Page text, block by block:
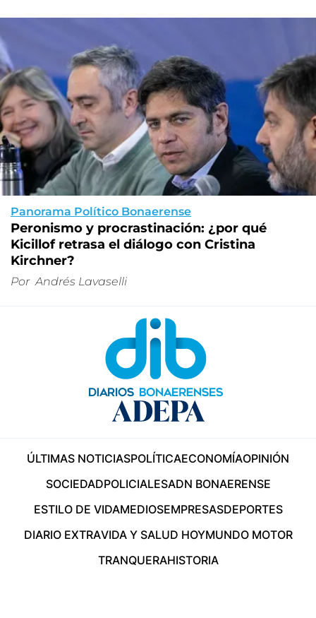
Panorama Político Bonaerense
Peronismo y procrastinación: ¿por qué
Kicillof retrasa el diálogo con Cristina
Kirchner?
Por Andrés Lavaselli
ÚLTIMAS NOTICIASPOLÍTICAECONOMÍAOPINIÓN
SOCIEDADPOLICIALESADN BONAERENSE
ESTILO DE VIDAMEDIOSEMPRESASDEPORTES
DIARIO EXTRAVIDA Y SALUD HOYMUNDO MOTOR
TRANQUERAHISTORIA